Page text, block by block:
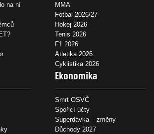
na ní
MMA
Fotbal 2026/27
Hokej 2026
Tenis 2026
F1 2026
Atletika 2026
Cyklistika 2026
Ekonomika
Smrt OSVČ
Spořicí účty
Superdávka – změny
Důchody 2027